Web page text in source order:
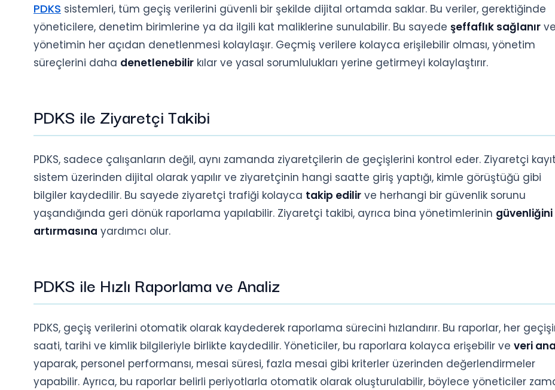
PDKS sistemleri, tüm geçiş verilerini güvenli bir şekilde dijital ortamda saklar. Bu veriler, gerektiğinde
yöneticilere, denetim birimlerine ya da ilgili kat maliklerine sunulabilir. Bu sayede şeffaflık sağlanır ve
yönetimin her açıdan denetlenmesi kolaylaşır. Geçmiş verilere kolayca erişilebilir olması, yönetim
süreçlerini daha denetlenebilir kılar ve yasal sorumlulukları yerine getirmeyi kolaylaştırır.
PDKS ile Ziyaretçi Takibi
PDKS, sadece çalışanların değil, aynı zamanda ziyaretçilerin de geçişlerini kontrol eder. Ziyaretçi
sistem üzerinden dijital olarak yapılır ve ziyaretçinin hangi saatte giriş yaptığı, kimle görüştüğü gibi
bilgiler kaydedilir. Bu sayede ziyaretçi trafiği kolayca takip edilir ve herhangi bir güvenlik sorunu
yaşandığında geri dönük raporlama yapılabilir. Ziyaretçi takibi, ayrıca bina yönetimlerinin güvenliğini
artırmasına yardımcı olur.
PDKS ile Hızlı Raporlama ve Analiz
PDKS, geçiş verilerini otomatik olarak kaydederek raporlama sürecini hızlandırır. Bu raporlar, her
saati, tarihi ve kimlik bilgileriyle birlikte kaydedilir. Yöneticiler, bu raporlara kolayca erişebilir ve veri
yaparak, personel performansı, mesai süresi, fazla mesai gibi kriterler üzerinden değerlendirmeler
yapabilir. Ayrıca, bu raporlar belirli periyotlarla otomatik olarak oluşturulabilir, böylece yöneticiler